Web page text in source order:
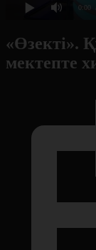
0:00
«Өзекті».
мектепте